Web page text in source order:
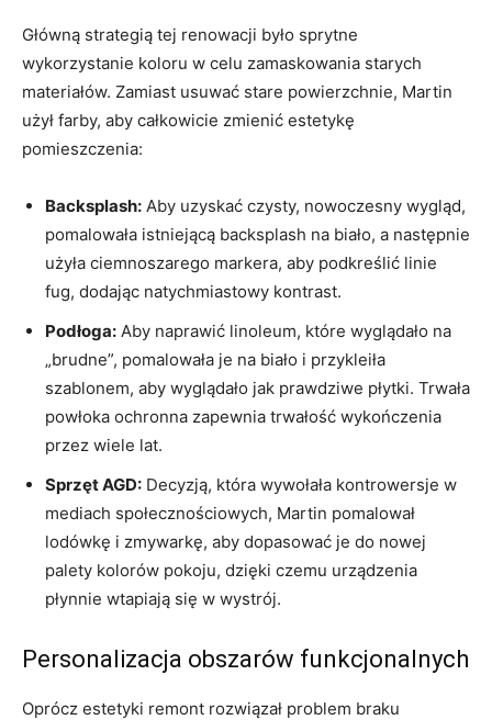
Główną strategią tej renowacji było sprytne
wykorzystanie koloru w celu zamaskowania starych
materiałów. Zamiast usuwać stare powierzchnie, Martin
użył farby, aby całkowicie zmienić estetykę
pomieszczenia:
Backsplash: Aby uzyskać czysty, nowoczesny wygląd,
pomalowała istniejącą backsplash na biało, a następnie
użyła ciemnoszarego markera, aby podkreślić linie
fug, dodając natychmiastowy kontrast.
Podłoga: Aby naprawić linoleum, które wyglądało na
„brudne”, pomalowała je na biało i przykleiła
szablonem, aby wyglądało jak prawdziwe płytki. Trwała
powłoka ochronna zapewnia trwałość wykończenia
przez wiele lat.
Sprzęt AGD: Decyzją, która wywołała kontrowersje w
mediach społecznościowych, Martin pomalował
lodówkę i zmywarkę, aby dopasować je do nowej
palety kolorów pokoju, dzięki czemu urządzenia
płynnie wtapiają się w wystrój.
Personalizacja obszarów funkcjonalnych
Oprócz estetyki remont rozwiązał problem braku